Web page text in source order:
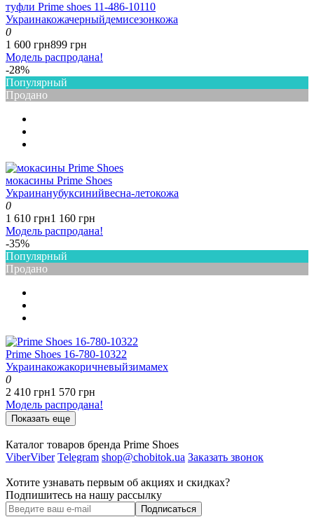
туфли Prime shoes 11-486-10110
Украинакожачерныйдемисезонкожа
0
1 600 грн899 грн
Модель распродана!
-28%
Популярный
Продано
мокасины Prime Shoes
Украинанубуксинийвесна-летокожа
0
1 610 грн1 160 грн
Модель распродана!
-35%
Популярный
Продано
Prime Shoes 16-780-10322
Украинакожакоричневыйзимамех
0
2 410 грн1 570 грн
Модель распродана!
Показать еще
Каталог товаров бренда Prime Shoes
ViberViber Telegram shop@chobitok.ua Заказать звонок
Хотите узнавать первым об акциях и скидках?
Подпишитесь на нашу рассылку
Подписаться